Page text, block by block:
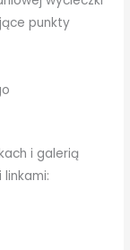
punkty
i galerią